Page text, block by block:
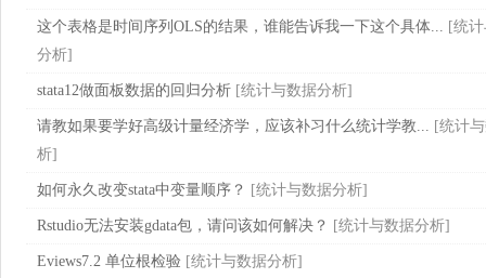
这个表格是时间序列OLS的结果，谁能告诉我一下这个具体... [统
分析]
stata12做面板数据的回归分析 [统计与数据分析]
请教如果要学好高级计量经济学，应该补习什么统计学教... [统计
析]
如何永久改变stata中变量顺序？ [统计与数据分析]
Rstudio无法安装gdata包，请问该如何解决？ [统计与数据分析]
Eviews7.2 单位根检验 [统计与数据分析]